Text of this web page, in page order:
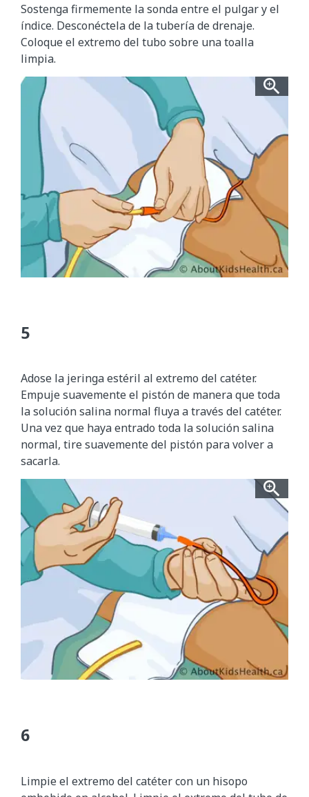
Sostenga firmemente la sonda entre el pulgar y el
índice. Desconéctela de la tubería de drenaje.
Coloque el extremo del tubo sobre una toalla
limpia.
Adose la jeringa estéril al extremo del catéter.
Empuje suavemente el pistón de manera que toda
la solución salina normal fluya a través del catéter.
Una vez que haya entrado toda la solución salina
normal, tire suavemente del pistón para volver a
sacarla.
Limpie el extremo del catéter con un hisopo